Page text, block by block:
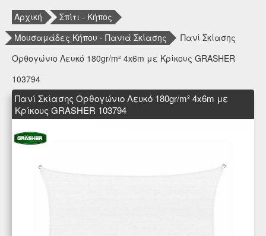
Αρχική
Σπίτι - Κήπος
Μουσαμάδες Κήπου - Πανιά Σκίασης
Πανί Σκίασης
Ορθογώνιο Λευκό 180gr/m² 4x6m με Κρίκους GRASHER
103794
Πανί Σκίασης Ορθογώνιο Λευκό 180gr/m² 4x6m με
Κρίκους GRASHER 103794